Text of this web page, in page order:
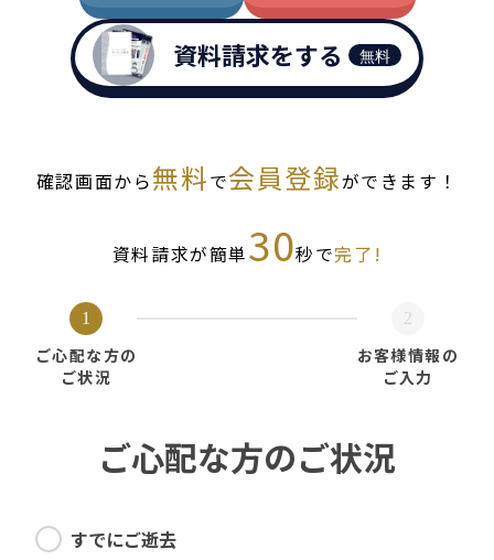
資料請求をする 無料
確認画面から無料で会員登録ができます！
資料請求が簡単30秒で完了!
1
ご心配な方の
ご状況
2
お客様情報の
ご入力
ご心配な方のご状況
すでにご逝去